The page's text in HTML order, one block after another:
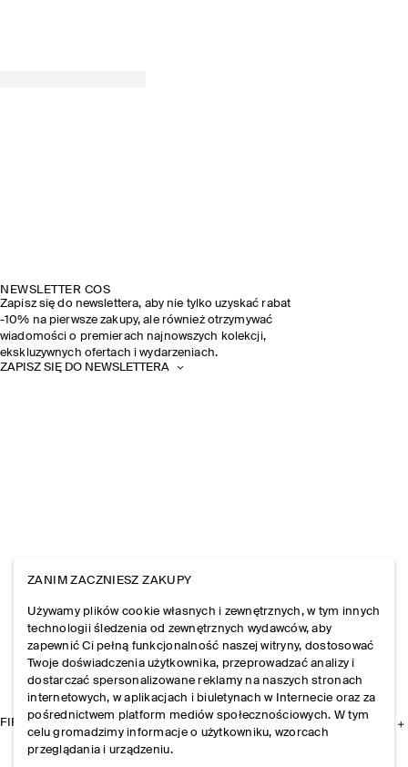
NEWSLETTER COS
Zapisz się do newslettera, aby nie tylko uzyskać rabat
-10% na pierwsze zakupy, ale również otrzymywać
wiadomości o premierach najnowszych kolekcji,
ekskluzywnych ofertach i wydarzeniach.
ZAPISZ SIĘ DO NEWSLETTERA
FIRMA
ZANIM ZACZNIESZ ZAKUPY
Używamy plików cookie własnych i zewnętrznych, w tym innych
technologii śledzenia od zewnętrznych wydawców, aby
zapewnić Ci pełną funkcjonalność naszej witryny, dostosować
Twoje doświadczenia użytkownika, przeprowadzać analizy i
dostarczać spersonalizowane reklamy na naszych stronach
internetowych, w aplikacjach i biuletynach w Internecie oraz za
pośrednictwem platform mediów społecznościowych. W tym
celu gromadzimy informacje o użytkowniku, wzorcach
przeglądania i urządzeniu.